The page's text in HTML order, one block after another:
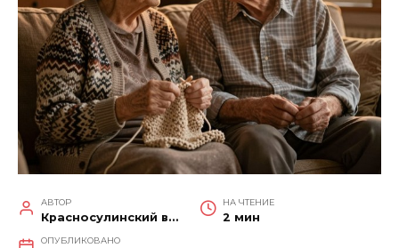
АВТОР
Красносулинский вестник
НА ЧТЕНИЕ
2 мин
ОПУБЛИКОВАНО